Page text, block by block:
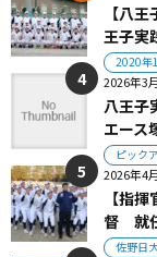
【八
王子実
2020年
2026年3
八王子
エース
ピック
2026年4
【指
督 就
佐野日